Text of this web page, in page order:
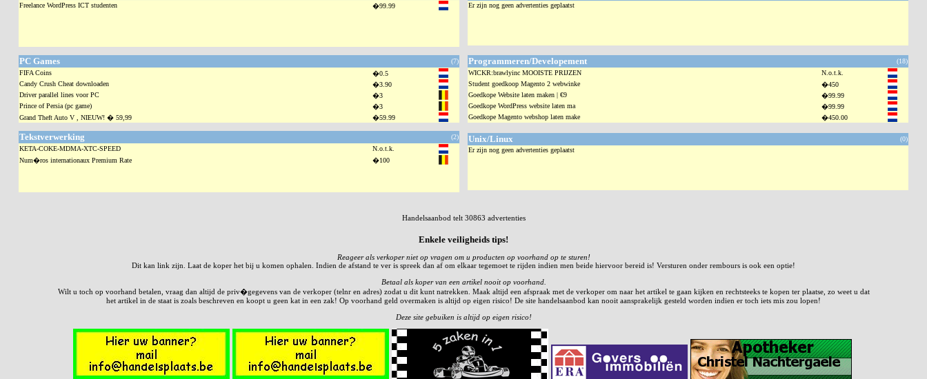
Freelance WordPress ICT studenten
�99.99
Er zijn nog geen advertenties geplaatst
PC Games
(7)
FIFA Coins
�0.5
Candy Crush Cheat downloaden
�3.90
Driver parallel lines voor PC
�3
Prince of Persia (pc game)
�3
Grand Theft Auto V , NIEUW! � 59,99
�59.99
Programmeren/Developement
(18)
WICKR:brawlyinc MOOISTE PRIJZEN
N.o.t.k.
Student goedkoop Magento 2 webwinke
�450
Goedkope Website laten maken | €9
�99.99
Goedkope WordPress website laten ma
�99.99
Goedkope Magento webshop laten make
�450.00
Tekstverwerking
(2)
KETA-COKE-MDMA-XTC-SPEED
N.o.t.k.
Num�ros internationaux Premium Rate
�100
Unix/Linux
(0)
Er zijn nog geen advertenties geplaatst
Handelsaanbod telt 30863 advertenties
Enkele veiligheids tips!
Reageer als verkoper niet op vragen om u producten op voorhand op te sturen!
Dit kan link zijn. Laat de koper het bij u komen ophalen. Indien de afstand te ver is spreek dan af om elkaar tegemoet te rijden indien men beide hiervoor bereid is! Versturen onder rembours is ook een optie!
Betaal als koper van een artikel nooit op voorhand.
Wilt u toch op voorhand betalen, vraag dan altijd de priv�gegevens van de verkoper (telnr en adres) zodat u dit kunt natrekken. Maak altijd een afspraak met de verkoper om naar het artikel te gaan kijken en rechtsteeks te kopen ter plaatse, zo weet u dat
het artikel in de staat is zoals beschreven en koopt u geen kat in een zak! Op voorhand geld overmaken is altijd op eigen risico! De site handelsaanbod kan nooit aansprakelijk gesteld worden indien er toch iets mis zou lopen!
Deze site gebuiken is altijd op eigen risico!